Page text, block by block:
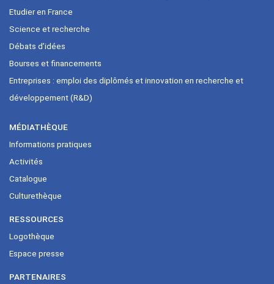
Etudier en France
Science et recherche
Débats d’idées
Bourses et financements
Entreprises : emploi des diplômés et innovation en recherche et
développement (R&D)
MÉDIATHÈQUE
Informations pratiques
Activités
Catalogue
Culturethèque
RESSOURCES
Logothèque
Espace presse
PARTENAIRES